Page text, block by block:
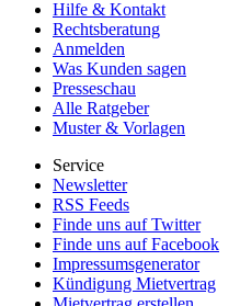
Hilfe & Kontakt
Rechtsberatung
Anmelden
Was Kunden sagen
Presseschau
Alle Ratgeber
Muster & Vorlagen
Service
Newsletter
RSS Feeds
Finde uns auf Twitter
Finde uns auf Facebook
Impressumsgenerator
Kündigung Mietvertrag